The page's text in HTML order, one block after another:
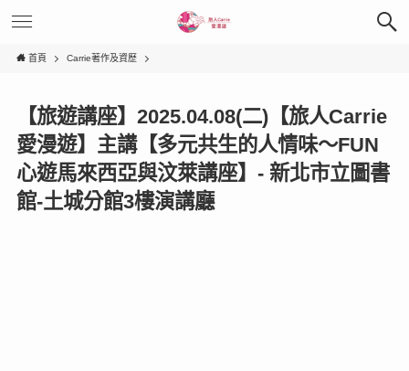
首頁 Carrie著作及資歷
【旅遊講座】2025.04.08(二)【旅人Carrie
愛漫遊】主講【多元共生的人情味～FUN
心遊馬來西亞與汶萊講座】- 新北市立圖書
館-土城分館3樓演講廳